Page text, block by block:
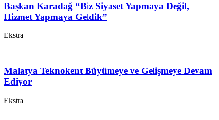
Başkan Karadağ “Biz Siyaset Yapmaya Değil,
Hizmet Yapmaya Geldik”
Ekstra
Malatya Teknokent Büyümeye ve Gelişmeye Devam
Ediyor
Ekstra